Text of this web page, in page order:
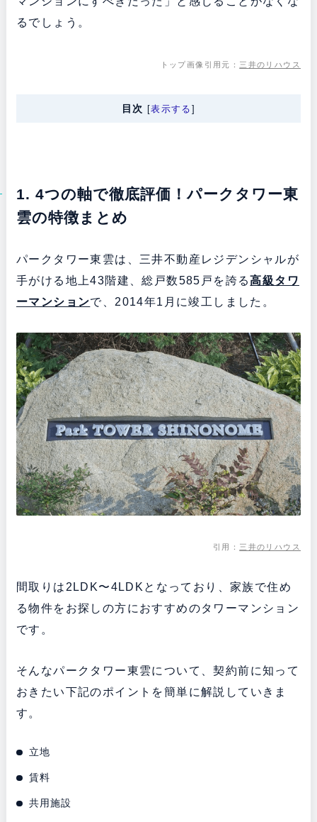
るでしょう。
トップ画像引用元： 三井のリハウス
目次 [表示する
1. 4つの軸で徹底評価！パークタワー東
雲の特徴まとめ
パークタワー東雲は、三井不動産レジデンシャルが
手がける地上43階建、総戸数585戸を誇る高級タワ
ーマンションで、2014年1月に竣工しました。
引用： 三井のリハウス
間取りは2LDK〜4LDKとなっており、家族で住め
る物件をお探しの方におすすめのタワーマンション
です。
そんなパークタワー東雲について、契約前に知って
おきたい下記のポイントを簡単に解説していきま
す。
立地
賃料
共用施設